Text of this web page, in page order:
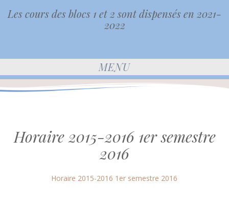
Les cours des blocs 1 et 2 sont dispensés en 2021-
2022
MENU
Horaire 2015-2016 1er semestre
2016
Horaire 2015-2016 1er semestre 2016